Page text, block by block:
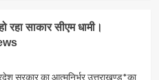
रहा साकार सीएम धामी।
सरकार का आत्मनिर्भर उत्तराखण्ड*का